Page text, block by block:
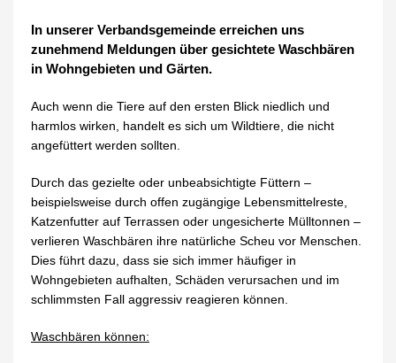
In unserer Verbandsgemeinde erreichen uns
zunehmend Meldungen über gesichtete Waschbären
in Wohngebieten und Gärten.
Auch wenn die Tiere auf den ersten Blick niedlich und
harmlos wirken, handelt es sich um Wildtiere, die nicht
angefüttert werden sollten.
Durch das gezielte oder unbeabsichtigte Füttern –
beispielsweise durch offen zugängige Lebensmittelreste,
Katzenfutter auf Terrassen oder ungesicherte Mülltonnen –
verlieren Waschbären ihre natürliche Scheu vor Menschen.
Dies führt dazu, dass sie sich immer häufiger in
Wohngebieten aufhalten, Schäden verursachen und im
schlimmsten Fall aggressiv reagieren können.
Waschbären können: